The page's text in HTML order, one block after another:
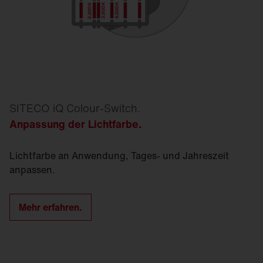
SITECO iQ Colour-Switch.
Anpassung der Lichtfarbe.
Licht­farbe an Anwendung, Tages- und Jahreszeit
anpassen.
Mehr erfahren.